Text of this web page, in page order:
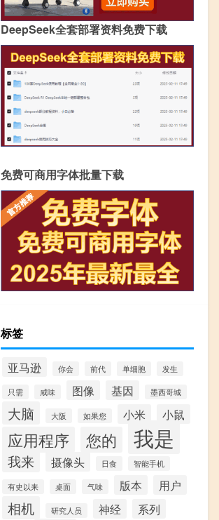
DeepSeek全套部署资料免费下载
免费可商用字体批量下载
标签
亚马逊 你会 前代 单细胞 发生
只需 咸味 图像 基因 墨西哥城
大脑 大阪 如果您 小米 小鼠
应用程序 您的 我是
我来 摄像头 日食 智能手机
有史以来 桌面 气味 版本 用户
相机 研究人员 神经 系列